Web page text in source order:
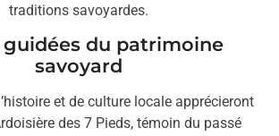
traditions savoyardes.
guidées du patrimoine
savoyard
et de culture locale apprécieront
des 7 Pieds, témoin du passé